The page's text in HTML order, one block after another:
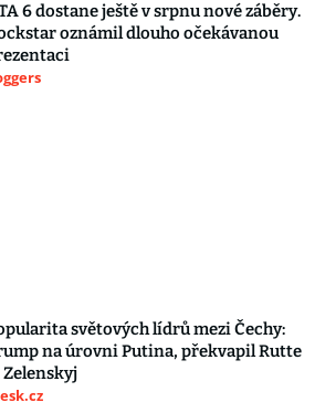
6 dostane ještě v srpnu nové záběry.
oznámil dlouho očekávanou
světových lídrů mezi Čechy:
na úrovni Putina, překvapil Rutte